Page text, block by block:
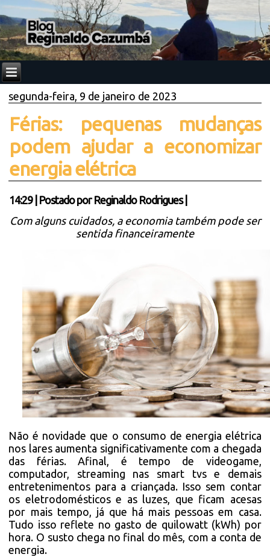
segunda-feira, 9 de janeiro de 2023
Férias: pequenas mudanças
podem ajudar a economizar
energia elétrica
14:29| Postado por Reginaldo Rodrigues
Com alguns cuidados, a economia também pode ser
sentida financeiramente
Não é novidade que o consumo de energia elétrica
nos lares aumenta significativamente com a chegada
das férias. Afinal, é tempo de videogame,
computador, streaming nas smart tvs e demais
entretenimentos para a criançada. Isso sem contar
os eletrodomésticos e as luzes, que ficam acesas
por mais tempo, já que há mais pessoas em casa.
Tudo isso reflete no gasto de quilowatt (kWh) por
hora. O susto chega no final do mês, com a conta de
energia.